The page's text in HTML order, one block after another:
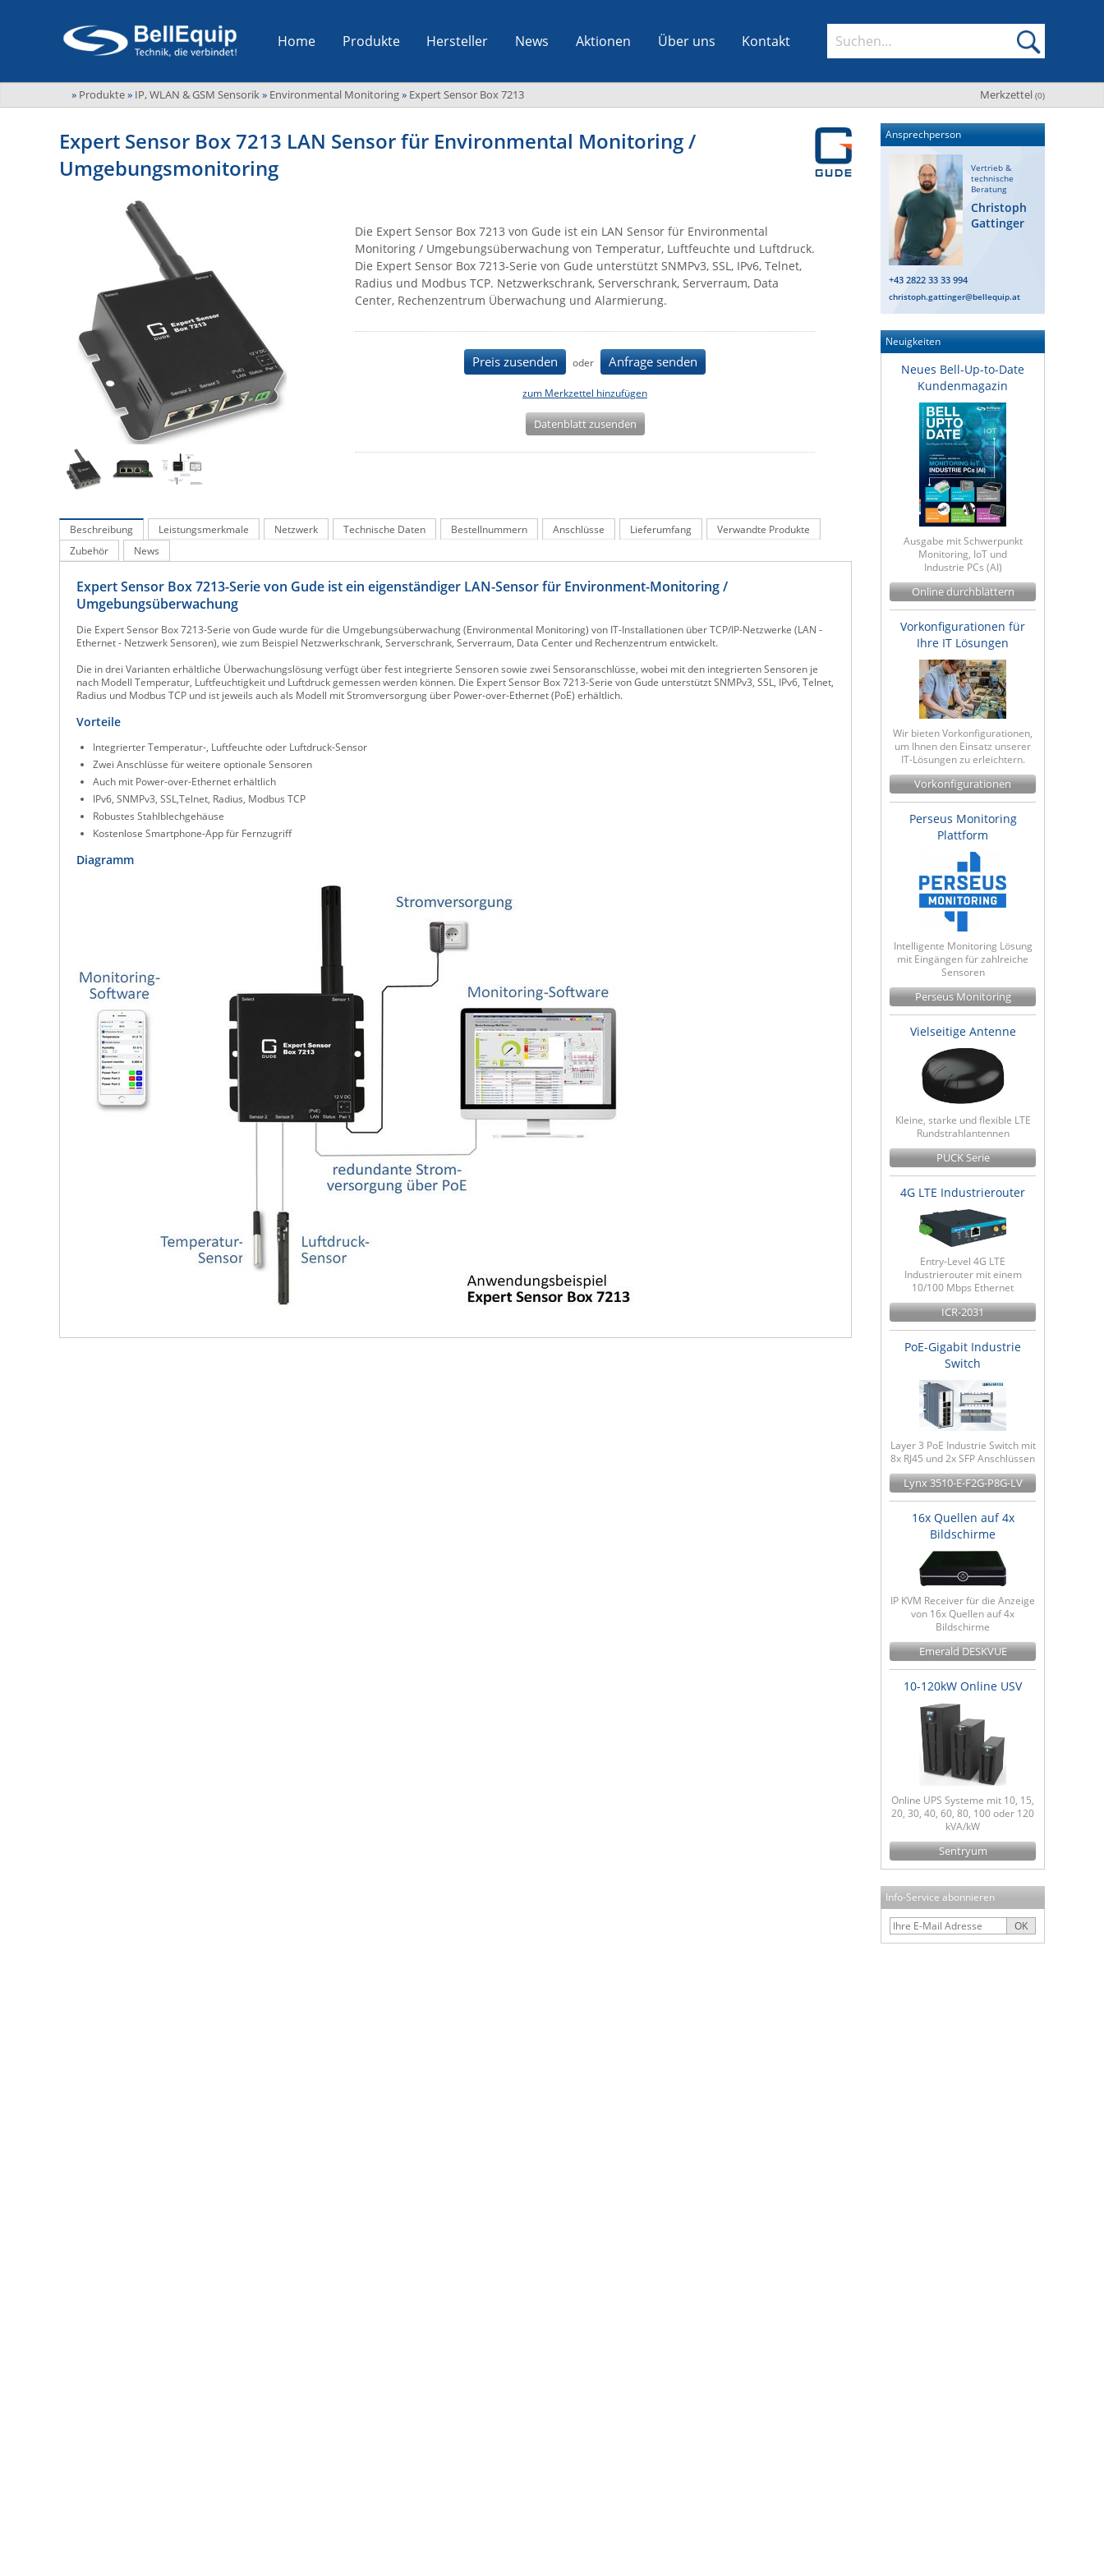
Home Produkte Hersteller News Aktionen Über uns Kontakt
Merkzettel (0)
» Produkte» IP, WLAN & GSM Sensorik» Environmental Monitoring» Expert Sensor Box 7213
Expert Sensor Box 7213 LAN Sensor für Environmental Monitoring /
Umgebungsmonitoring
Die Expert Sensor Box 7213 von Gude ist ein LAN Sensor für Environmental
Monitoring / Umgebungsüberwachung von Temperatur, Luftfeuchte und Luftdruck.
Die Expert Sensor Box 7213-Serie von Gude unterstützt SNMPv3, SSL, IPv6, Telnet,
Radius und Modbus TCP. Netzwerkschrank, Serverschrank, Serverraum, Data
Center, Rechenzentrum Überwachung und Alarmierung.
Preis zusenden oder Anfrage senden
zum Merkzettel hinzufügen
Datenblatt zusenden
Beschreibung Leistungsmerkmale Netzwerk Technische Daten Bestellnummern Anschlüsse Lieferumfang
Verwandte Produkte
Zubehör
News
Expert Sensor Box 7213-Serie von Gude ist ein eigenständiger LAN-Sensor für Environment-Monitoring /
Umgebungsüberwachung
Die Expert Sensor Box 7213-Serie von Gude wurde für die Umgebungsüberwachung (Environmental Monitoring) von IT-Installationen über TCP/IP-Netzwerke (LAN -
Ethernet - Netzwerk Sensoren), wie zum Beispiel Netzwerkschrank, Serverschrank, Serverraum, Data Center und Rechenzentrum entwickelt.
Die in drei Varianten erhältliche Überwachungslösung verfügt über fest integrierte Sensoren sowie zwei Sensoranschlüsse, wobei mit den integrierten Sensoren je
nach Modell Temperatur, Luftfeuchtigkeit und Luftdruck gemessen werden können. Die Expert Sensor Box 7213-Serie von Gude unterstützt SNMPv3, SSL, IPv6, Telnet,
Radius und Modbus TCP und ist jeweils auch als Modell mit Stromversorgung über Power-over-Ethernet (PoE) erhältlich.
Vorteile
Integrierter Temperatur-, Luftfeuchte oder Luftdruck-Sensor
Zwei Anschlüsse für weitere optionale Sensoren
Auch mit Power-over-Ethernet erhältlich
IPv6, SNMPv3, SSL,Telnet, Radius, Modbus TCP
Robustes Stahlblechgehäuse
Kostenlose Smartphone-App für Fernzugriff
Diagramm
Ansprechperson
Vertrieb &
technische
Beratung
Christoph
Gattinger
+43 2822 33 33 994
christoph.gattinger@bellequip.at
Neuigkeiten
Neues Bell-Up-to-Date
Kundenmagazin
Ausgabe mit Schwerpunkt
Monitoring, IoT und
Industrie PCs (AI)
Online durchblättern
Vorkonfigurationen für
Ihre IT Lösungen
Wir bieten Vorkonfigurationen,
um Ihnen den Einsatz unserer
IT-Lösungen zu erleichtern.
Vorkonfigurationen
Perseus Monitoring
Plattform
Intelligente Monitoring Lösung
mit Eingängen für zahlreiche
Sensoren
Perseus Monitoring
Vielseitige Antenne
Kleine, starke und flexible LTE
Rundstrahlantennen
PUCK Serie
4G LTE Industrierouter
Entry-Level 4G LTE
Industrierouter mit einem
10/100 Mbps Ethernet
ICR-2031
PoE-Gigabit Industrie
Switch
Layer 3 PoE Industrie Switch mit
8x RJ45 und 2x SFP Anschlüssen
Lynx 3510-E-F2G-P8G-LV
16x Quellen auf 4x
Bildschirme
IP KVM Receiver für die Anzeige
von 16x Quellen auf 4x
Bildschirme
Emerald DESKVUE
10-120kW Online USV
Online UPS Systeme mit 10, 15,
20, 30, 40, 60, 80, 100 oder 120
kVA/kW
Sentryum
Info-Service abonnieren
OK